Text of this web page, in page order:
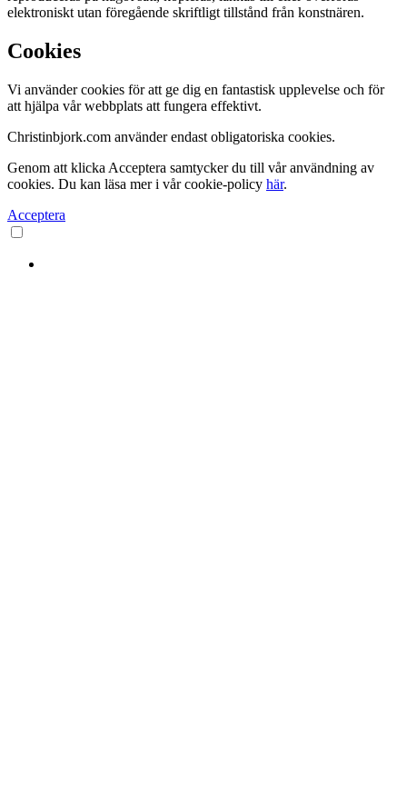
elektroniskt utan föregående skriftligt tillstånd från konstnären.
Cookies
Vi använder cookies för att ge dig en fantastisk upplevelse och för
att hjälpa vår webbplats att fungera effektivt.
Christinbjork.com använder endast obligatoriska cookies.
Genom att klicka Acceptera samtycker du till vår användning av
cookies. Du kan läsa mer i vår cookie-policy här.
Acceptera